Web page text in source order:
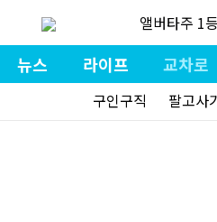
앨버타주 1
뉴스 라이프 교차로
구인구직 팔고사